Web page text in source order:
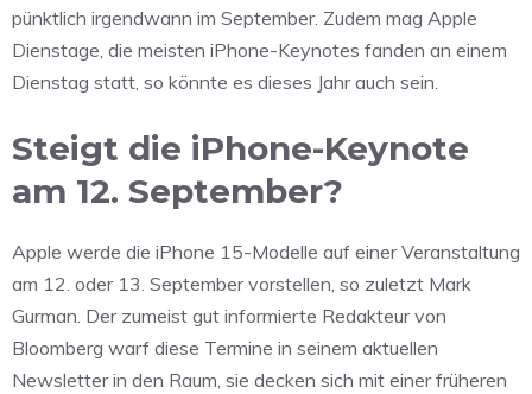
pünktlich irgendwann im September. Zudem mag Apple
Dienstage, die meisten iPhone-Keynotes fanden an einem
Dienstag statt, so könnte es dieses Jahr auch sein.
Steigt die iPhone-Keynote
am 12. September?
Apple werde die iPhone 15-Modelle auf einer Veranstaltung
am 12. oder 13. September vorstellen, so zuletzt Mark
Gurman. Der zumeist gut informierte Redakteur von
Bloomberg warf diese Termine in seinem aktuellen
Newsletter in den Raum, sie decken sich mit einer früheren